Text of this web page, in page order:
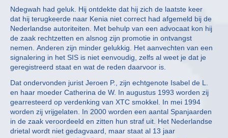
Ndegwah had geluk. Hij ontdekte dat hij zich de laatste keer
dat hij terugkeerde naar Kenia niet correct had afgemeld bij de
Nederlandse autoriteiten. Met behulp van een advocaat kon hij
de zaak rechtzetten en alsnog zijn promotie in ontvangst
nemen. Anderen zijn minder gelukkig. Het aanvechten van een
signalering in het SIS is niet eenvoudig, zelfs al weet je dat je
geregistreerd staat en wat de reden daarvoor is.
Dat ondervonden jurist Jeroen P., zijn echtgenote Isabel de L.
en haar moeder Catherina de W. In augustus 1993 worden zij
gearresteerd op verdenking van XTC smokkel. In mei 1994
worden zij vrijgelaten. In 2000 worden een aantal Spanjaarden
in de zaak veroordeeld en zitten hun straf uit. Het Nederlandse
drietal wordt niet gedagvaard, maar staat al 13 jaar